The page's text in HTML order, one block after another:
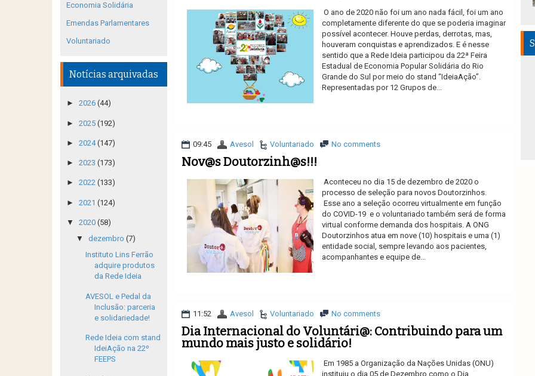
O ano de 2020 não foi um ano nada fácil, foi um ano
completamente diferente do que se poderia imaginar
possível acontecer. Houve perdas, derrotas, mas,
houveram conquistas e aprendizados. E é nesse
sentido que a Rede Ideia participou da 22ª Feira
Estadual de Economia Popular Solidária do Rio
Grande do Sul por meio do stand “IdeiaAção”.
Representadas por 12 Grupos de...
09:45 Avesol Voluntariado No comments
Nov@s Doutorzinh@s!!!
Aconteceu no dia 15 de dezembro de 2020 o
processo de seleção para novos Doutorzinhos.
Esse ano a seleção ocorreu virtualmente em função
do COVID-19 e o voluntariado também será de forma
virtual conforme demanda dos hospitais. A ONG
Doutorzinhos atua em nove (10) hospitais e uma (1)
entidade social, sempre levando aos pacientes,
acompanhantes e equipe de...
11:52 Avesol Voluntariado No comments
Dia Internacional do Voluntári@: Contribuindo para um
mundo mais justo e solidário!
Em 1985 a Organização da Nações Unidas (ONU)
instituiu o dia 05 de Dezembro como o Dia
Economia Solidária
Emendas Parlamentares
Voluntariado
Notícias arquivadas
► 2026 (44)
► 2025 (192)
► 2024(147)
► 2023 (173)
► 2022 (133)
► 2021 (124)
▼ 2020 (58)
▼ dezembro (7)
Instituto Lins Ferrão
adquire produtos
da Rede Ideia
AVESOL e Pedal da
Inclusão: parceria
e solidariedade!
Rede Ideia com stand
IdeiAção na 22º
FEEPS